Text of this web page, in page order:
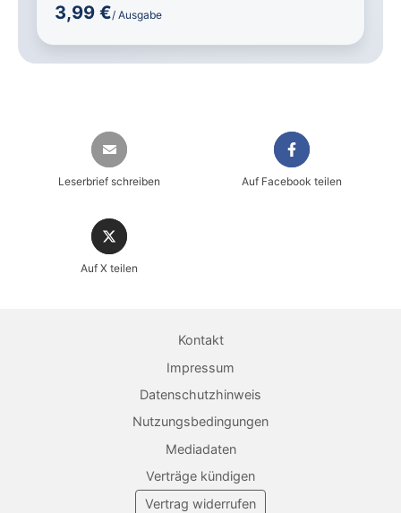
3,99 €/ Ausgabe
Dauerhaft als PDF behalten
Jetzt kaufen
Leserbrief schreiben Auf Facebook teilen
Auf X teilen
Kontakt
Impressum
Datenschutzhinweis
Nutzungsbedingungen
Mediadaten
Verträge kündigen
Vertrag widerrufen